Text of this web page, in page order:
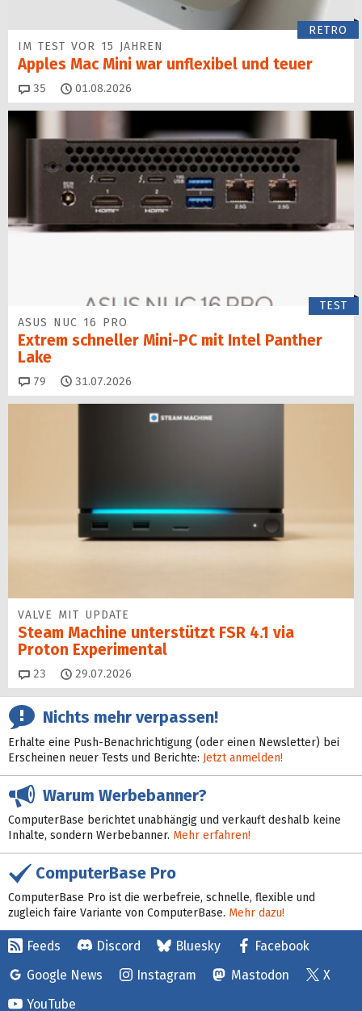
RETRO
IM TEST VOR 15 JAHREN
Apples Mac Mini war unflexibel und teuer
35 Kommentare
01.08.2026
TEST
ASUS NUC 16 PRO
Extrem schneller Mini-PC mit Intel Panther
Lake
79 Kommentare
31.07.2026
VALVE MIT UPDATE
Steam Machine unterstützt FSR 4.1 via
Proton Experimental
23 Kommentare
29.07.2026
Nichts mehr verpassen!
Erhalte eine Push-Benachrichtigung (oder einen Newsletter) bei
Erscheinen neuer Tests und Berichte: Jetzt anmelden!
Warum Werbebanner?
ComputerBase berichtet unabhängig und verkauft deshalb keine
Inhalte, sondern Werbebanner. Mehr erfahren!
ComputerBase Pro
ComputerBase Pro ist die werbefreie, schnelle, flexible und
zugleich faire Variante von ComputerBase. Mehr dazu!
Feeds Discord Bluesky
Facebook
Google News
Instagram Mastodon
X
YouTube